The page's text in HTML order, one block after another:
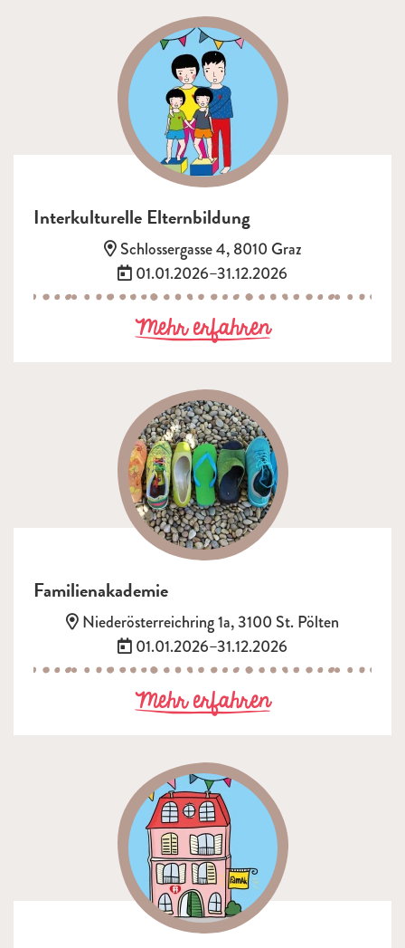
Interkulturelle Elternbildung
Adresse:
Schlossergasse 4, 8010 Graz
Termin:
01.01.2026–31.12.2026
Mehr erfahrenzu
Familienakademie
Adresse:
Niederösterreichring 1a, 3100 St. Pölten
Termin:
01.01.2026–31.12.2026
Mehr erfahrenzu